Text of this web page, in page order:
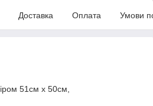
Доставка Оплата Умови
51см х 50см,